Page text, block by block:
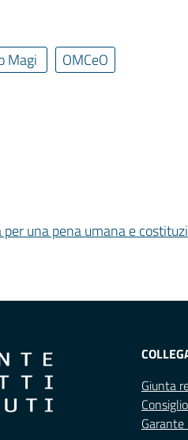
Magi OMCeO
per una pena umana e
Giunta